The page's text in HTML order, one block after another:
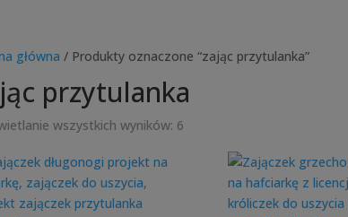
główna / Produkty oznaczone “zając przytulanka”
przytulanka
wszystkich wyników: 6